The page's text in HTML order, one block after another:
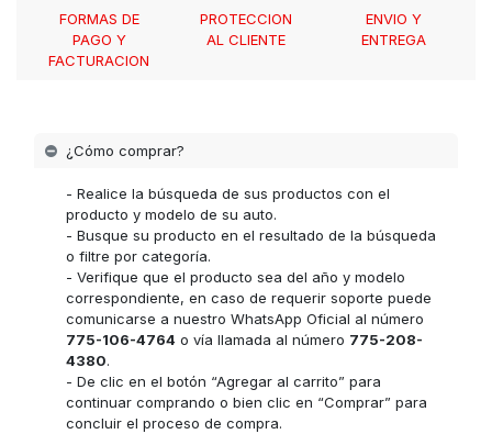
FORMAS DE
PAGO Y
FACTURACION
PROTECCION
AL CLIENTE
ENVIO Y
ENTREGA
¿Cómo comprar?
- Realice la búsqueda de sus productos con el
producto y modelo de su auto.
- Busque su producto en el resultado de la búsqueda
o filtre por categoría.
- Verifique que el producto sea del año y modelo
correspondiente, en caso de requerir soporte puede
comunicarse a nuestro WhatsApp Oficial al número
775-106-4764 o vía llamada al número 775-208-
4380.
- De clic en el botón “Agregar al carrito” para
continuar comprando o bien clic en “Comprar” para
concluir el proceso de compra.